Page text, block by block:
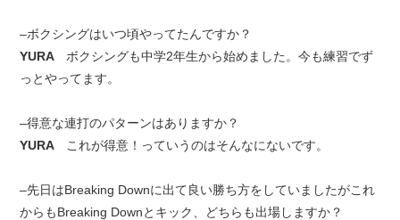
–ボクシングはいつ頃やってたんですか？
YURA ボクシングも中学2年生から始めました。今も練習でず
っとやってます。
–得意な連打のパターンはありますか？
YURA これが得意！っていうのはそんなにないです。
–先日はBreaking Downに出て良い勝ち方をしていましたがこれ
からもBreaking Downとキック、どちらも出場しますか？